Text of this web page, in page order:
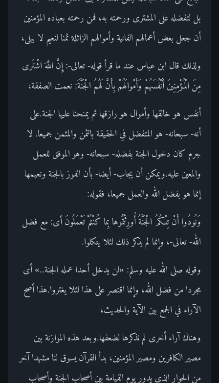
بل لتفضله على المشترى ورحمته به، فمن رحمته بعباده المؤمنين
أن جعل بعض أعمالهم الفانية وأموالهم الزائلة ثمنا لنعيم لا يبلى،
ولذلك قال ابن عباس عند ما قرأ قوله- تعالى-: إِنَّ اللَّهَ اشْتَرى
مِنَ الْمُؤْمِنِينَ أَنْفُسَهُمْ وَأَمْوالَهُمْ بِأَنَّ لَهُمُ الْجَنَّةَ: نعمت الصفقة،
أنفس هو خالقها وأموال هو رازقها ثم يمنحنا عليها الجنة.على
أنه- سبحانه- هو المتفضل في الحقيقة بالثمن والمثمن جميعا. لا
جرم كان دخول الجنة بفضله- سبحانه- وهو الموفق للعمل
والمعين عليه.ويمكن أن يجاب- أيضا- بأن الفوز بالجنة ونعيمها
إنما هو بفضل الله والعمل جميعا، فقوله:
وَنُودُوا أَنْ تِلْكُمُ الْجَنَّةُ أُورِثْتُمُوها بِما كُنْتُمْ تَعْمَلُونَ أى: مع فضل
الله- تعالى-، وإنما لم يذكر ذلك لئلا يتكلوا.
وقوله صلى الله عليه وسلم: «لن يدخل أحدا عمله الجنة..» أى
مجردا من فضل الله، وإنما اقتصر على هذا لئلا يغتروا.هذا أصح
الآراء في الجمع بين الآية والحديث،
وهناك آراء أخرى لم نذكرها لضعفها.وبعد هذه الموازنة بين
مصير الكافرين ومصير المؤمنين، بدأ القرآن يسوق لنا مشهدا آخر
من الحوار الذي يدور يوم القيامة بين أصحاب الجنة وأصحاب